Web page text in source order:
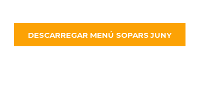
DESCARREGAR MENÚ SOPARS JUNY